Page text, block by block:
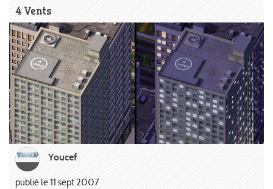
4 Vents
Youcef
publié le 11 sept 2007